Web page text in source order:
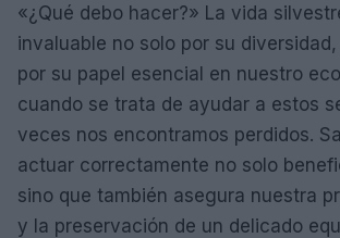
«¿Qué debo hacer?» La vida
invaluable no solo por su
por su papel esencial en nuestro
cuando se trata de ayudar a estos
veces nos encontramos perdidos.
actuar correctamente no solo
sino que también asegura nuestra
y la preservación de un delicado